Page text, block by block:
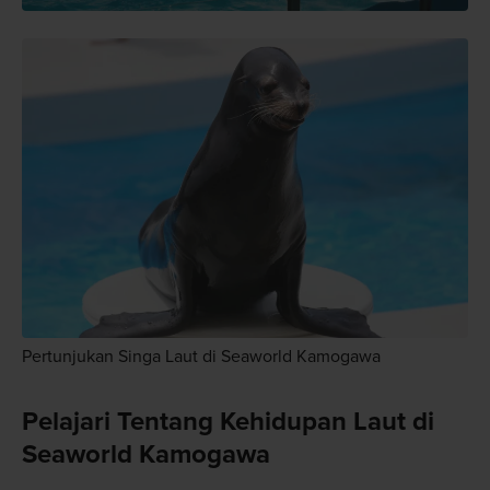
Pertunjukan Singa Laut di Seaworld Kamogawa
Pelajari Tentang Kehidupan Laut di
Seaworld Kamogawa